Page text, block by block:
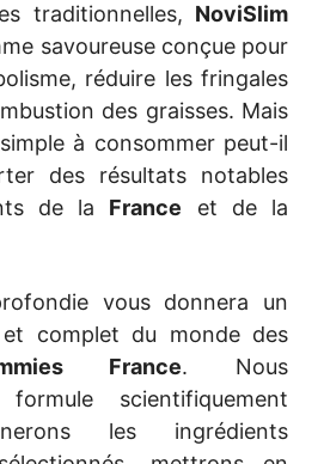
traditionnelles, NoviSlim
savoureuse conçue pour
réduire les fringales
des graisses. Mais
à consommer peut-il
des résultats notables
de la France et de la
vous donnera un
complet du monde des
France. Nous
scientifiquement
les ingrédients